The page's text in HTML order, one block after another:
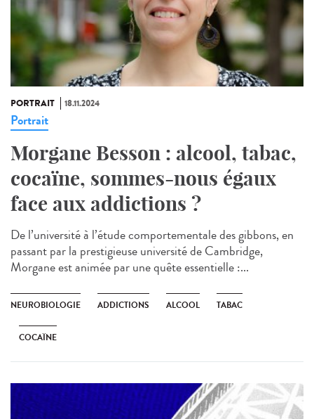
PORTRAIT 18.11.2024
Portrait
Morgane Besson : alcool, tabac,
cocaïne, sommes-nous égaux
face aux addictions ?
De l’université à l’étude comportementale des gibbons, en
passant par la prestigieuse université de Cambridge,
Morgane est animée par une quête essentielle :...
NEUROBIOLOGIE ADDICTIONS ALCOOL TABAC
COCAÏNE